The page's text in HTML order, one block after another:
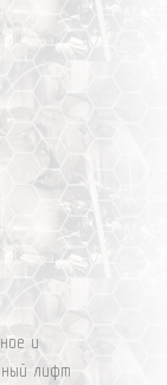
и
лифт